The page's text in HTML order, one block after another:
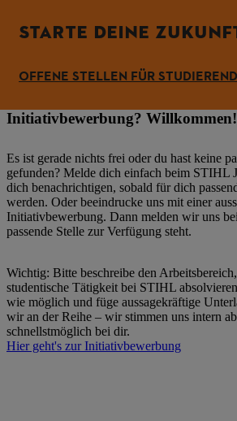
STARTE DEINE
OFFENE STELLEN FÜR
Initiativbewerbung? Willkommen!
Es ist gerade nichts frei oder du hast keine
gefunden? Melde dich einfach beim STIHL
dich benachrichtigen, sobald für dich
werden. Oder beeindrucke uns mit einer
Initiativbewerbung. Dann melden wir uns
passende Stelle zur Verfügung steht.
Wichtig: Bitte beschreibe den
studentische Tätigkeit bei STIHL
wie möglich und füge aussagekräftige
wir an der Reihe – wir stimmen uns intern
schnellstmöglich bei dir.
Hier geht's zur Initiativbewerbung